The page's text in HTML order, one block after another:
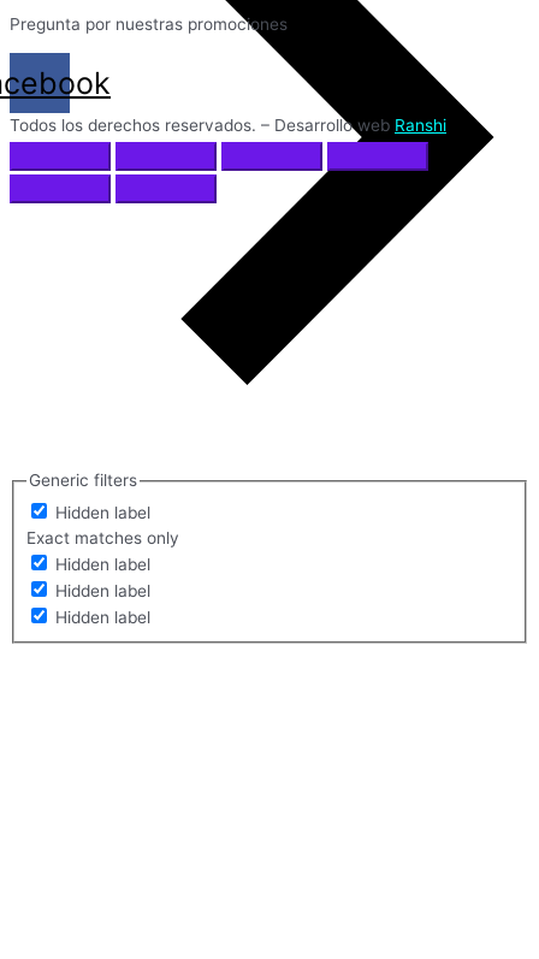
Generic filters
Hidden label
Exact matches only
Hidden label
Hidden label
Hidden label
Pregunta por nuestras promociones
Todos los derechos reservados. – Desarrollo web Ranshi